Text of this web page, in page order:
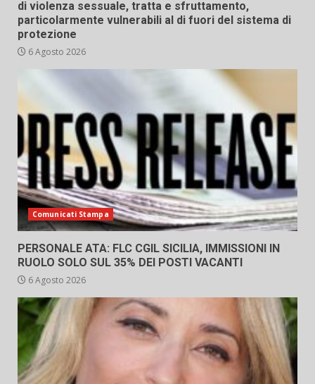
di violenza sessuale, tratta e sfruttamento,
particolarmente vulnerabili al di fuori del sistema di
protezione
6 Agosto 2026
Comunicati Stampa
PERSONALE ATA: FLC CGIL SICILIA, IMMISSIONI IN
RUOLO SOLO SUL 35% DEI POSTI VACANTI
6 Agosto 2026